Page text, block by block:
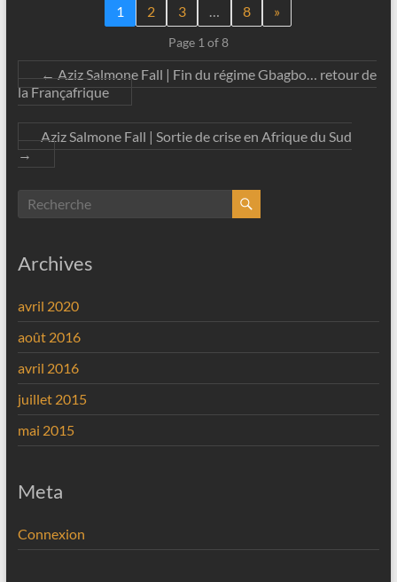
1 2 3 8 »
Page 1 of 8
←Aziz Salmone Fall | Fin du régime Gbagbo… retour de
la Françafrique
Aziz Salmone Fall | Sortie de crise en Afrique du Sud
→
Archives
avril 2020
août 2016
avril 2016
juillet 2015
mai 2015
Meta
Connexion